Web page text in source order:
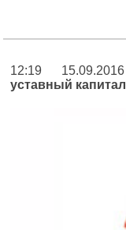
12:19
уставный